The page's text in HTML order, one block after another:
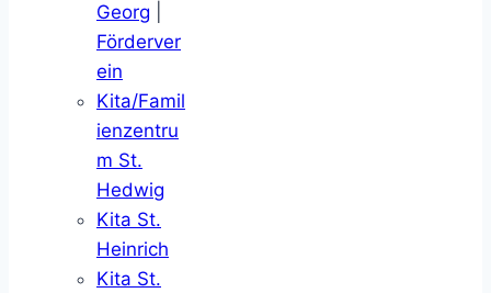
Georg
Förderver
ein
Kita/Famil
ienzentru
m St.
Hedwig
Kita St.
Heinrich
Kita St.